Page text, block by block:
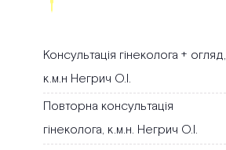
Консультація гінеколога + огляд,
к.м.н Негрич О.І.
Повторна консультація
гінеколога, к.м.н. Негрич О.І.